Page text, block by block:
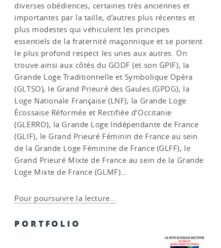
diverses obédiences, certaines très anciennes et
importantes par la taille, d’autres plus récentes et
plus modestes qui véhiculent les principes
essentiels de la fraternité maçonnique et se portent
le plus profond respect les unes aux autres. On
trouve ainsi aux côtés du GODF (et son GPIF), la
Grande Loge Traditionnelle et Symbolique Opéra
(GLTSO), le Grand Prieuré des Gaules (GPDG), la
Loge Nationale Française (LNF), la Grande Loge
Écossaise Réformée et Rectifiée d’Occitanie
(GLERRO), la Grande Loge Indépendante de France
(GLIF), le Grand Prieuré Féminin de France au sein
de la Grande Loge Féminine de France (GLFF), le
Grand Prieuré Mixte de France au sein de la Grande
Loge Mixte de France (GLMF)…
Pour poursuivre la lecture...
PORTFOLIO